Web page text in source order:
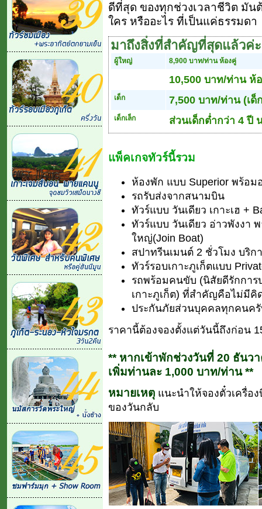
ดีที่สุด ของทุกช่วงเวลาชีวิต มัน
ใคร หรืออะไร ที่เป็นแค่ธรรมดา
มาถึงสิ่งที่สำคัญที่สุดแล้วค่
ผู้ใหญ่ 8,900 บาท/ท่าน ห้องคู่
10,500 บาท/ท่าน ห้
เด็ก 7,500 บาท/ท่าน (เด็
เด็กเล็ก ส่วนเด็กต่ำกว่า 4
แพ็คเกจทัวร์นี้รวม
ห้องพัก แบบ Superior พร้อม
รถรับส่งจากสนามบิน
ทัวร์แบบ วันเดียว เกาะเฮ +
ทัวร์แบบ วันเดียว อ่าวพังงา
ใหญ่(Join Boat)
สปาทรีนเมนต์ 2 ชั่วโมง บริก
ทัวร์รอบเกาะภูเก็ตแบบ
รถพร้อมคนขับ (นิสัยดีรักการ
เกาะภูเก็ต) ที่สำคัญคือไม่มีคิ
ประกันภัยส่วนบุคคลทุกคนค
ราคานี้ต้องจองตั้งแต่วันนี้ถึงก่อน
** หากเข้าพักช่วงวันที่ 20 ธันว
เพิ่มท่านละ 1,000 บาท/ท่าน **
หมายเหตุ แนะนำให้จองตั๋วเครื่อ
ของวันกลับ